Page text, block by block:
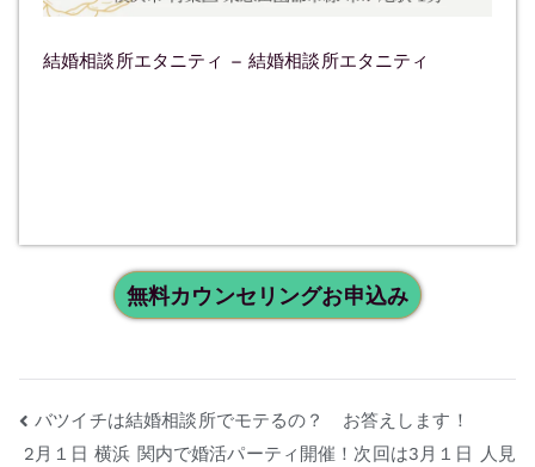
結婚相談所エタニティ – 結婚相談所エタニティ
無料カウンセリングお申込み
バツイチは結婚相談所でモテるの？ お答えします！
2月１日 横浜 関内で婚活パーティ開催！次回は3月１日 人見